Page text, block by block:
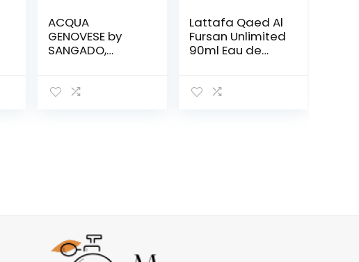
ACQUA
GENOVESE by
SANGADO,
uur
Lattafa Qaed Al
Fursan Unlimited
90ml Eau de
Oosters voor